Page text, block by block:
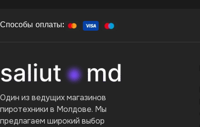
Способы оплаты:
Один из ведущих магазинов
пиротехники в Молдове. Мы
предлагаем широкий выбор